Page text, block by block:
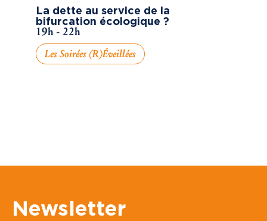
La dette au service de la
bifurcation écologique ?
19h - 22h
Les Soirées (R)éveillées
Newsletter